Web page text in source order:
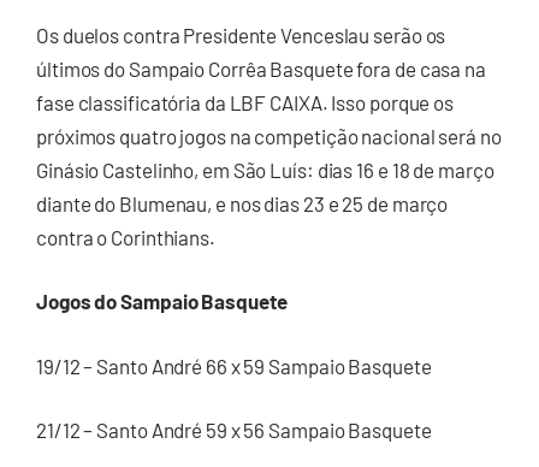
Os duelos contra Presidente Venceslau serão os
últimos do Sampaio Corrêa Basquete fora de casa na
fase classificatória da LBF CAIXA. Isso porque os
próximos quatro jogos na competição nacional será no
Ginásio Castelinho, em São Luís: dias 16 e 18 de março
diante do Blumenau, e nos dias 23 e 25 de março
contra o Corinthians.
Jogos do Sampaio Basquete
19/12 – Santo André 66 x 59 Sampaio Basquete
21/12 – Santo André 59 x 56 Sampaio Basquete